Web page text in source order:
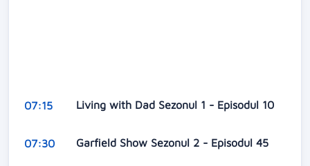
07:15 Living with Dad Sezonul 1 - Episodul 10
07:30 Garfield Show Sezonul 2 - Episodul 45